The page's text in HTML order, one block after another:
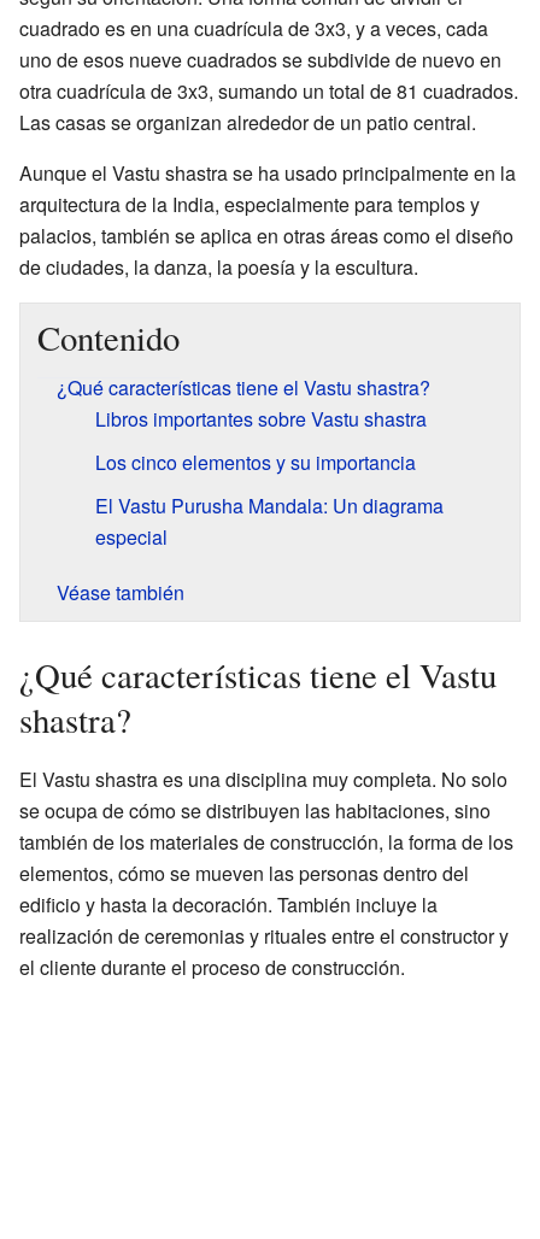
cuadrado es en una cuadrícula de 3x3, y a veces, cada
uno de esos nueve cuadrados se subdivide de nuevo en
otra cuadrícula de 3x3, sumando un total de 81 cuadrados.
Las casas se organizan alrededor de un patio central.
Aunque el Vastu shastra se ha usado principalmente en la
arquitectura de la India, especialmente para templos y
palacios, también se aplica en otras áreas como el diseño
de ciudades, la danza, la poesía y la escultura.
Contenido
¿Qué características tiene el Vastu shastra?
Libros importantes sobre Vastu shastra
Los cinco elementos y su importancia
El Vastu Purusha Mandala: Un diagrama
especial
Véase también
¿Qué características tiene el Vastu
shastra?
El Vastu shastra es una disciplina muy completa. No solo
se ocupa de cómo se distribuyen las habitaciones, sino
también de los materiales de construcción, la forma de los
elementos, cómo se mueven las personas dentro del
edificio y hasta la decoración. También incluye la
realización de ceremonias y rituales entre el constructor y
el cliente durante el proceso de construcción.